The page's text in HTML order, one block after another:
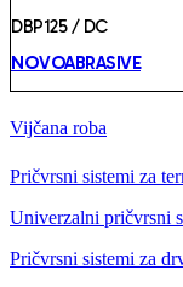
DBP125 / DC
NOVOABRASIVE
Vijčana roba
Pričvrsni sistemi za
Univerzalni pričvrsni
Pričvrsni sistemi za